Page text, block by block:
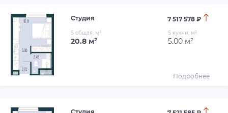
Студия 7 517 578 ₽
S общая, м²
20.8 м²
S кухни, м²
5.00 м²
Подробнее